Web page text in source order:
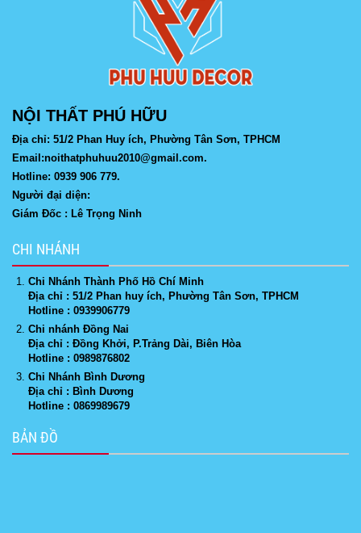
NỘI THẤT PHÚ HỮU
Địa chỉ: 51/2 Phan Huy ích, Phường Tân Sơn, TPHCM
Email:noithatphuhuu2010@gmail.com.
Hotline: 0939 906 779.
Người đại diện:
Giám Đốc : Lê Trọng Ninh
CHI NHÁNH
Chi Nhánh Thành Phố Hồ Chí Minh
Địa chỉ : 51/2 Phan huy ích, Phường Tân Sơn, TPHCM
Hotline : 0939906779
Chi nhánh Đồng Nai
Địa chỉ : Đồng Khởi, P.Trảng Dài, Biên Hòa
Hotline : 0989876802
Chi Nhánh Bình Dương
Địa chỉ : Bình Dương
Hotline : 0869989679
BẢN ĐỒ